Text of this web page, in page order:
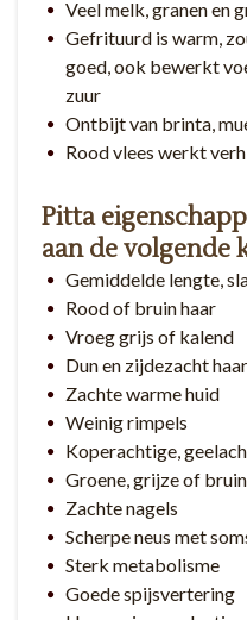
Veel melk, granen en
Gefrituurd is warm,
goed, ook bewerkt
zuur
Ontbijt van brinta,
Rood vlees werkt
Pitta
aan de volgende
Gemiddelde lengte,
Rood of bruin haar
Vroeg grijs of kalend
Dun en zijdezacht haar
Zachte warme huid
Weinig rimpels
Koperachtige,
Groene, grijze of
Zachte nagels
Scherpe neus met
Sterk metabolisme
Goede spijsvertering